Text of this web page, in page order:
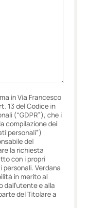
in Via Francesco
13 del Codice in
(“GDPR”), che i
compilazione dei
personali”)
del
la richiesta
con i propri
Verdana
in merito al
e alla
del Titolare a